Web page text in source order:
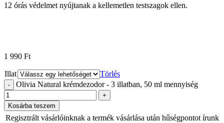
12 órás védelmet nyújtanak a kellemetlen testszagok ellen.
1 990 Ft
Illat
Törlés
Olivia Natural krémdezodor - 3 illatban, 50 ml mennyiség
Kosárba teszem
Regisztrált vásárlóinknak a termék vásárlása után hűségpontot írunk